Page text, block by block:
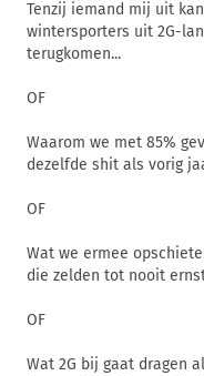
Tenzij iemand mij uit
wintersporters uit 2G-
terugkomen...
OF
Waarom we met 85%
dezelfde shit als vorig
OF
Wat we ermee
die zelden tot nooit
OF
Wat 2G bij gaat dragen